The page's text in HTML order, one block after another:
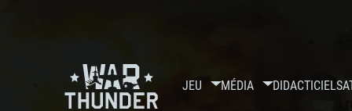
JEU MÉDIA DIDACTICIELS